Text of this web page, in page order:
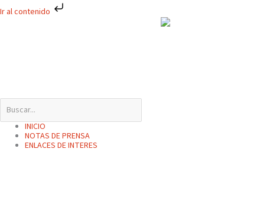
Ir al contenido
al
INICIO
NOTAS DE PRENSA
ENLACES DE INTERES